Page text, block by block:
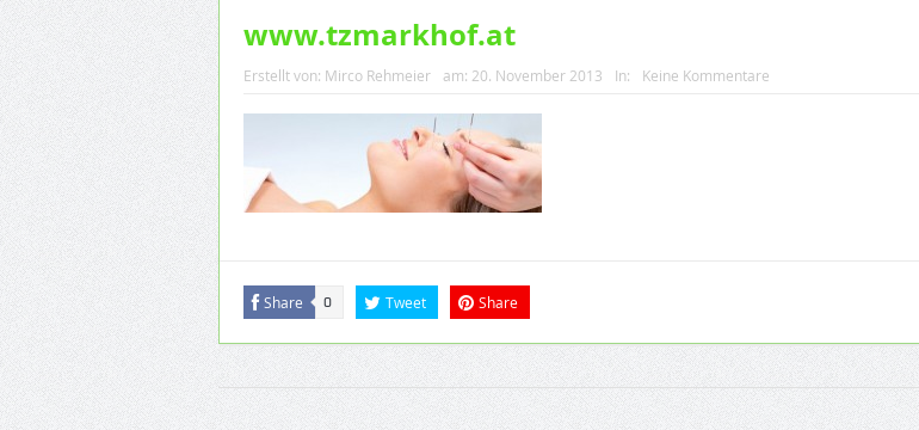
www.tzmarkhof.at
Erstellt von: Mirco Rehmeier am: 20. November 2013 In: Keine Kommentare
Share 0 Tweet Share